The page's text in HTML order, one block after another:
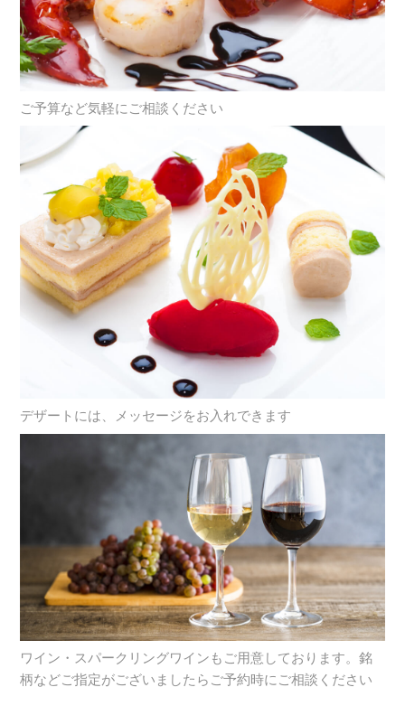
ご予算など気軽にご相談ください
デザートには、メッセージをお入れできます
ワイン・スパークリングワインもご用意しております。銘
柄などご指定がございましたらご予約時にご相談ください